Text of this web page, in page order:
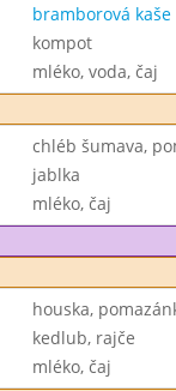
bramborová kaše
kompot
mléko, voda, čaj
chléb šumava,
jablka
mléko, čaj
houska,
kedlub, rajče
mléko, čaj